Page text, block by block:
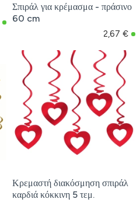
Σπιράλ για κρέμασμα - πράσινο
60 cm
2,67 €
Κρεμαστή διακόσμηση σπιράλ
καρδιά κόκκινη 5 τεμ.